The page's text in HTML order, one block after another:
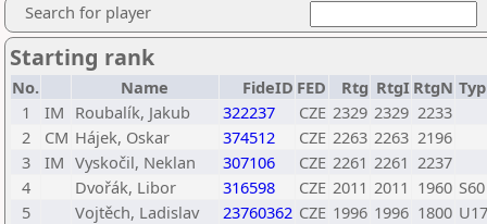
Search for player
Starting rank
No. Name FideID FED Rtg RtgI RtgN Typ
1
IM Roubalík, Jakub 322237 CZE 2329 2329 2233
2
CM Hájek, Oskar 374512 CZE 2263 2263 2196
3
IM Vyskočil, Neklan 307106 CZE 2261 2261 2237
4
Dvořák, Libor 316598 CZE 2011 2011 1960 S60
5
Vojtěch, Ladislav 23760362 CZE 1996 1996 1800 U17